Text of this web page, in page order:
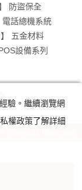
防盜保全
電話總機系統
五金材料
設備系列
copyright Reserved.
驗。繼續瀏覽網
權政策了解詳細